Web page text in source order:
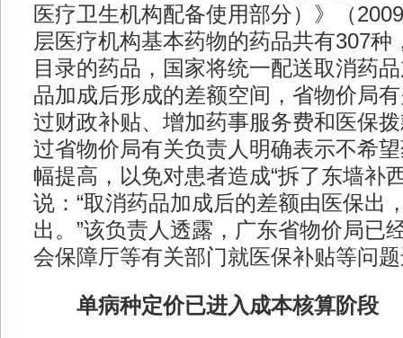
医疗卫生机构配备使用部分）》（
层医疗机构基本药物的药品共有307种
目录的药品，国家将统一配送取消药
品加成后形成的差额空间，省物价局
过财政补贴、增加药事服务费和医保
过省物价局有关负责人明确表示不希
幅提高，以免对患者造成“拆了东墙补
说：“取消药品加成后的差额由医保出
出。”该负责人透露，广东省物价局已
会保障厅等有关部门就医保补贴等问
单病种定价已进入成本核算阶段